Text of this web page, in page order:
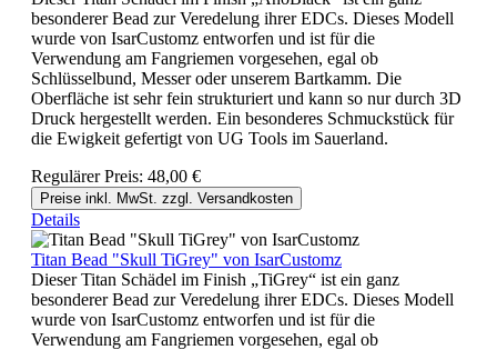
besonderer Bead zur Veredelung ihrer EDCs. Dieses Modell
wurde von IsarCustomz entworfen und ist für die
Verwendung am Fangriemen vorgesehen, egal ob
Schlüsselbund, Messer oder unserem Bartkamm. Die
Oberfläche ist sehr fein strukturiert und kann so nur durch 3D
Druck hergestellt werden. Ein besonderes Schmuckstück für
die Ewigkeit gefertigt von UG Tools im Sauerland.
Regulärer Preis: 48,00 €
Preise inkl. MwSt. zzgl. Versandkosten
Details
Titan Bead "Skull TiGrey" von IsarCustomz
Dieser Titan Schädel im Finish „TiGrey“ ist ein ganz
besonderer Bead zur Veredelung ihrer EDCs. Dieses Modell
wurde von IsarCustomz entworfen und ist für die
Verwendung am Fangriemen vorgesehen, egal ob